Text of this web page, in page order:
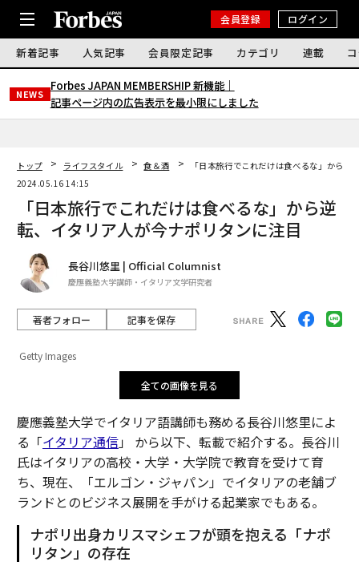
会員登録 ログイン
新着記事 人気記事 会員限定記事 カテゴリ 連載
NEWS
Forbes JAPAN MEMBERSHIP 新機能｜
記事ページ内の広告表示を最小限にしました
トップ ライフスタイル 食＆酒
「⽇本旅行でこれだけは⾷べるな」から
2024.05.16 14:15
「⽇本旅行でこれだけは⾷べるな」から逆
転、イタリア人が今ナポリタンに注目
長谷川悠里 | Official Columnist
慶應義塾大学講師・イタリア文学研究者
著者フォロー 記事を保存
Getty Images
全ての画像を見る
慶應義塾大学でイタリア語講師も務める長谷川悠里によ
る「イタリア通信」 から以下、転載で紹介する。長谷川
氏はイタリアの高校・大学・大学院で教育を受けて育
ち、現在、「エルゴン・ジャパン」でイタリアの⽼舗ブ
ランドとのビジネス展開を手がける起業家でもある。
ナポリ出⾝カリスマシェフが頭を抱える「ナポ
リタン」の存在